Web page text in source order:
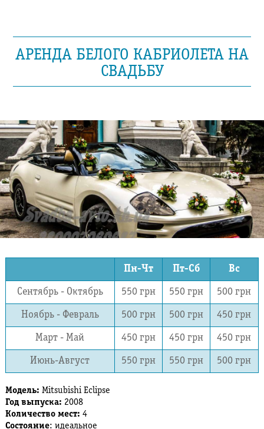
АРЕНДА БЕЛОГО КАБРИОЛЕТА НА
СВАДЬБУ
Пн-Чт Пт-Сб Вс
Сентябрь - Октябрь 550 грн 550 грн 500 грн
Ноябрь - Февраль 500 грн 500 грн 450 грн
Март - Май 450 грн 450 грн 450 грн
Июнь-Август 550 грн 550 грн 500 грн
Модель: Mitsubishi Eclipse
Год выпуска: 2008
Количество мест: 4
Состояние: идеальное